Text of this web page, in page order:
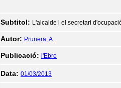
Subtitol: L'alcalde i el secretari
Autor: Prunera, A.
Publicació: l'Ebre
Data: 01/03/2013